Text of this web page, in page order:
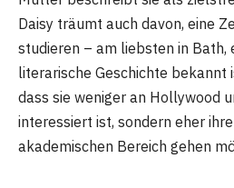
Daisy träumt auch davon, eine
studieren – am liebsten in Bath,
literarische Geschichte bekannt
dass sie weniger an Hollywood
interessiert ist, sondern eher
akademischen Bereich gehen